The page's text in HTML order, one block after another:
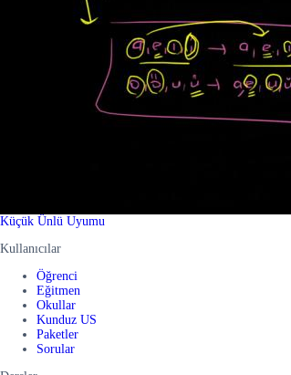
Küçük Ünlü Uyumu
Kullanıcılar
Öğrenci
Eğitmen
Okullar
Kunduz US
Paketler
Sorular